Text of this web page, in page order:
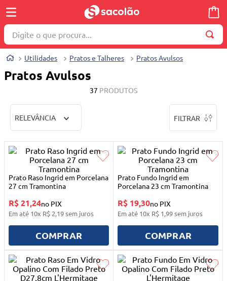
Digite o que procura...
Utilidades Pratos e Talheres Pratos Avulsos
Pratos Avulsos
37 PRODUTOS
RELEVÂNCIA FILTRAR
Prato Raso Ingrid em Porcelana
27 cm Tramontina
R$ 21,24no PIX
Em até 10x R$ 2,19sem juros
COMPRAR
Prato Fundo Ingrid em
Porcelana 23 cm Tramontina
R$ 19,30no PIX
Em até 10x R$ 1,99sem juros
COMPRAR
TERMOS MAIS BUSCADOS
2º
brinquedo
máquina costura
5º
toalha
carrinho reversível
7º
truss
9º
mesa dobrável notebook